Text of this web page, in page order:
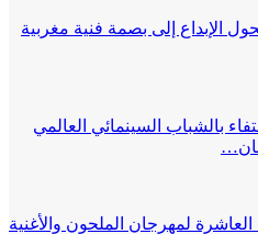
الإبداع إلى بصمة فنية مغربية
بالشباب السينمائي العالمي
لمهرجان الملحون والأغنية